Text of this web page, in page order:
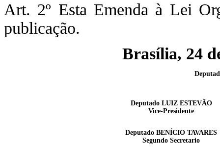
Art. 2º Esta Emenda à Lei
publicação.
Brasília, 24
Deputado LUIZ ESTEVÃO
Vice-Presidente
Deputado BENÍCIO TAVARES
Segundo Secretario